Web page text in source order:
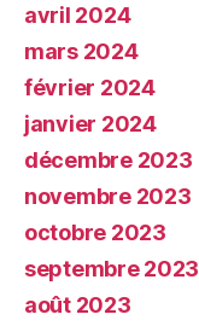
avril 2024
mars 2024
février 2024
janvier 2024
décembre 2023
novembre 2023
octobre 2023
septembre 2023
août 2023